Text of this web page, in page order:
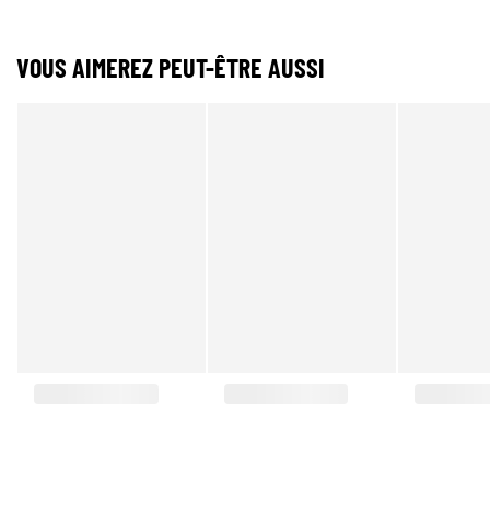
VOUS AIMEREZ PEUT-ÊTRE AUSSI